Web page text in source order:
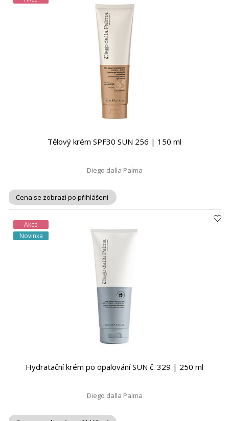
Tělový krém SPF30 SUN 256 | 150 ml
Diego dalla Palma
Cena se zobrazí po přihlášení
Akce
Novinka
Hydratační krém po opalování SUN č. 329 | 250 ml
Diego dalla Palma